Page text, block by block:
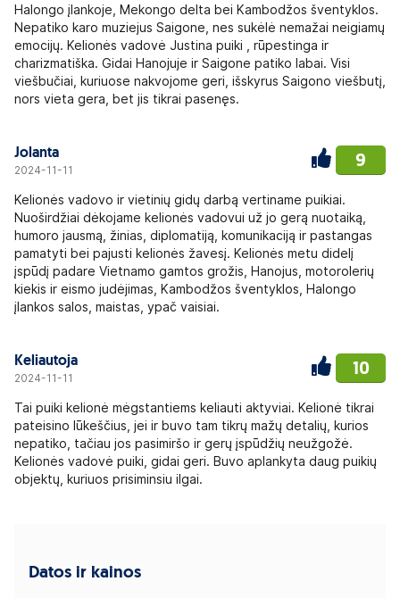
Halongo įlankoje, Mekongo delta bei Kambodžos šventyklos.
Nepatiko karo muziejus Saigone, nes sukėlė nemažai neigiamų
emocijų. Kelionės vadovė Justina puiki , rūpestinga ir
charizmatiška. Gidai Hanojuje ir Saigone patiko labai. Visi
viešbučiai, kuriuose nakvojome geri, išskyrus Saigono viešbutį,
nors vieta gera, bet jis tikrai pasenęs.
Jolanta
2024-11-11 9
Kelionės vadovo ir vietinių gidų darbą vertiname puikiai.
Nuoširdžiai dėkojame kelionės vadovui už jo gerą nuotaiką,
humoro jausmą, žinias, diplomatiją, komunikaciją ir pastangas
pamatyti bei pajusti kelionės žavesį. Kelionės metu didelį
įspūdį padare Vietnamo gamtos grožis, Hanojus, motorolerių
kiekis ir eismo judėjimas, Kambodžos šventyklos, Halongo
įlankos salos, maistas, ypač vaisiai.
Keliautoja
2024-11-11 10
Tai puiki kelionė mėgstantiems keliauti aktyviai. Kelionė tikrai
pateisino lūkeščius, jei ir buvo tam tikrų mažų detalių, kurios
nepatiko, tačiau jos pasimiršo ir gerų įspūdžių neužgožė.
Kelionės vadovė puiki, gidai geri. Buvo aplankyta daug puikių
objektų, kuriuos prisiminsiu ilgai.
Datos ir kainos